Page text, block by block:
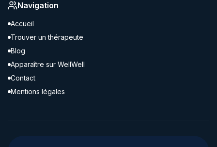
Navigation
Accueil
Trouver un thérapeute
Blog
Apparaître sur WellWell
Contact
Mentions légales